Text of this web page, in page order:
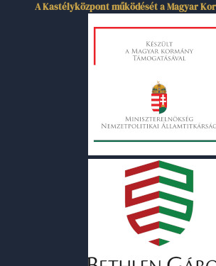
A Kastélyközpont működését a Magyar